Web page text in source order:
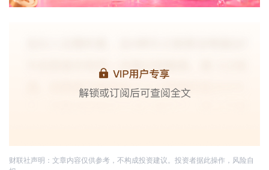
财联社声明：文章内容仅供参考，不构成投资建议。投资者据此操作，风险自